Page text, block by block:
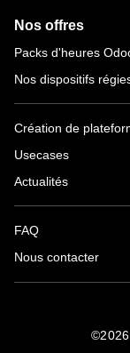
Nos offres
Packs d'heures
Nos dispositifs
Création de
Usecases
Actualités
FAQ
Nous contacter